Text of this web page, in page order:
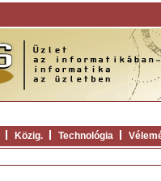
Közig. Technológia